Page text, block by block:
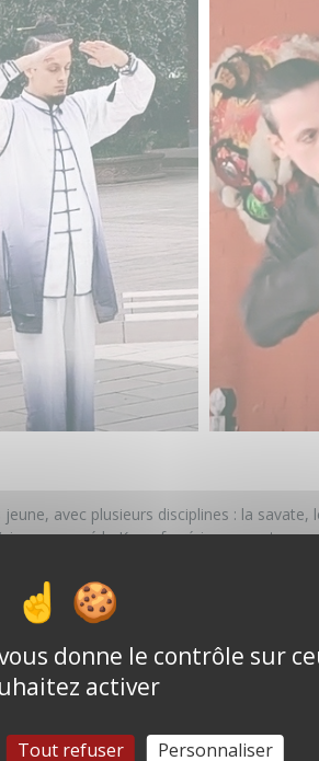
avec plusieurs disciplines : la
commencé le Kung-fu sérieusement, en
en Chine pour approfondir mon
Wu (吴). C’est un style qui se transmet
qui m’a plu immédiatement.
donne le contrôle sur
activer
Tout refuser Personnaliser